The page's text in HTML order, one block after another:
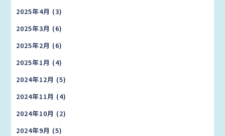
2025年4月 (3)
2025年3月 (6)
2025年2月 (6)
2025年1月 (4)
2024年12月 (5)
2024年11月 (4)
2024年10月 (2)
2024年9月 (5)